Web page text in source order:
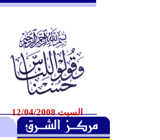
السبت 12/04/2008